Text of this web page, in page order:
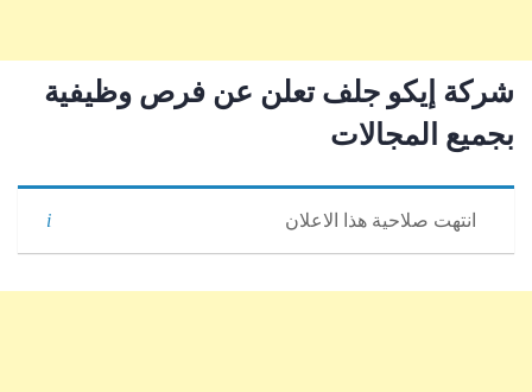
شركة إيكو جلف تعلن عن فرص وظيفية
بجميع المجالات
انتهت صلاحية هذا الاعلان